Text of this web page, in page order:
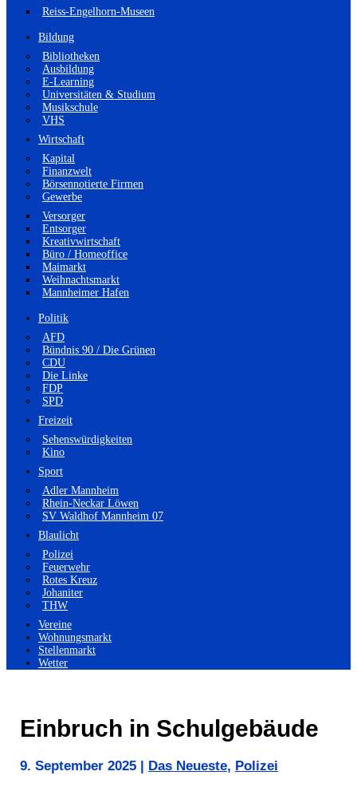
Reiss-Engelhorn-Museen
Bildung
Bibliotheken
Ausbildung
E-Learning
Universitäten & Studium
Musikschule
VHS
Wirtschaft
Kapital
Finanzwelt
Börsennotierte Firmen
Gewerbe
Versorger
Entsorger
Kreativwirtschaft
Büro / Homeoffice
Maimarkt
Weihnachtsmarkt
Mannheimer Hafen
Politik
AFD
Bündnis 90 / Die Grünen
CDU
Die Linke
FDP
SPD
Freizeit
Sehenswürdigkeiten
Kino
Sport
Adler Mannheim
Rhein-Neckar Löwen
SV Waldhof Mannheim 07
Blaulicht
Polizei
Feuerwehr
Rotes Kreuz
Johaniter
THW
Vereine
Wohnungsmarkt
Stellenmarkt
Wetter
Einbruch in Schulgebäude
9. September 2025 Das Neueste, Polizei